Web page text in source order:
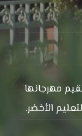
مهرجانها
الأخضر.